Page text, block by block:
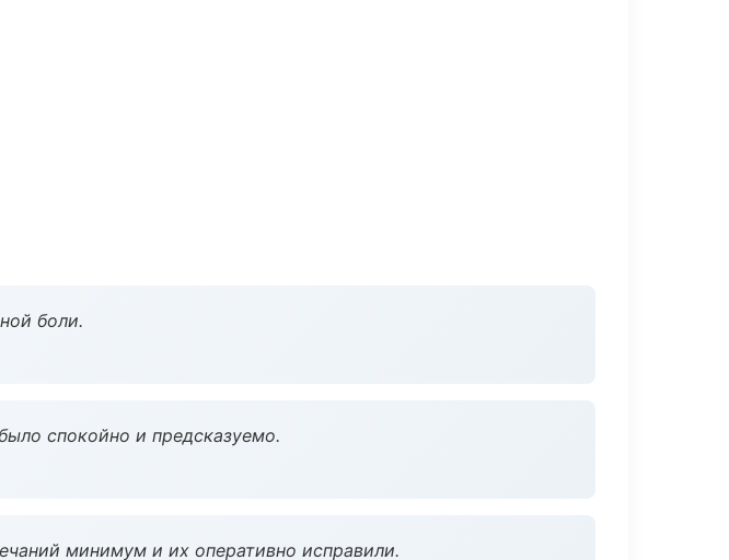
боли.
спокойно и предсказуемо.
минимум и их оперативно исправили.